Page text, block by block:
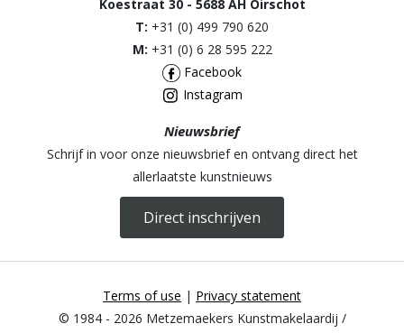
Koestraat 30 - 5688 AH Oirschot
T: +31 (0) 499 790 620
M: +31 (0) 6 28 595 222
Facebook
Instagram
Nieuwsbrief
Schrijf in voor onze nieuwsbrief en ontvang direct het
allerlaatste kunstnieuws
Direct inschrijven
Terms of use | Privacy statement
© 1984 - 2026 Metzemaekers Kunstmakelaardij /